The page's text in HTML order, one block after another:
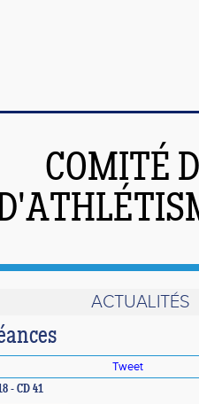
COMITÉ
ACTUALITÉS
Tweet
- CD 41